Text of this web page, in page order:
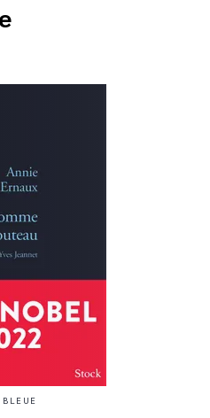
BLEUE